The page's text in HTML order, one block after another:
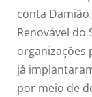
conta
Renovável do
organizações
já
por meio de